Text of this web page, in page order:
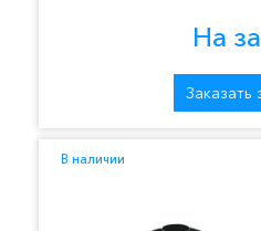
На
Заказать
В наличии